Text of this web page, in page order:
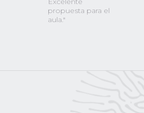
propuesta para el
aula."